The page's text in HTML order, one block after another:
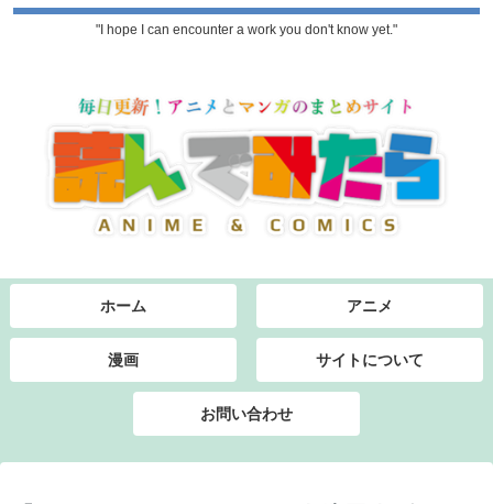
"I hope I can encounter a work you don't know yet."
ホーム アニメ
漫画 サイトについて
お問い合わせ